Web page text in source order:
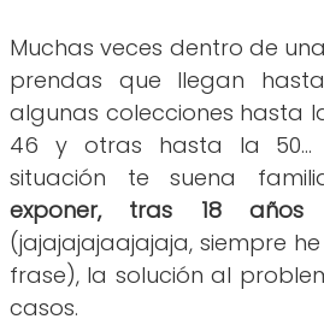
Muchas veces dentro de
prendas que llegan
algunas colecciones hasta
46 y otras hasta la 50...
situación te suena
exponer, tras 18 años
(jajajajajaajajaja, siempre
frase), la solución al
casos.